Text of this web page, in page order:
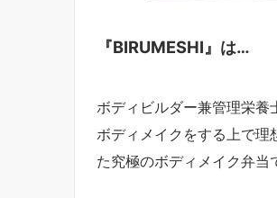
『BIRUMESHI』は…
ボディビルダー兼管理栄養
ボディメイクをする上で理
た究極のボディメイク弁当